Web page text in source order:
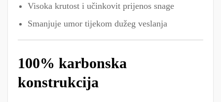
Visoka krutost i učinkovit prijenos snage
Smanjuje umor tijekom dužeg veslanja
100% karbonska
konstrukcija